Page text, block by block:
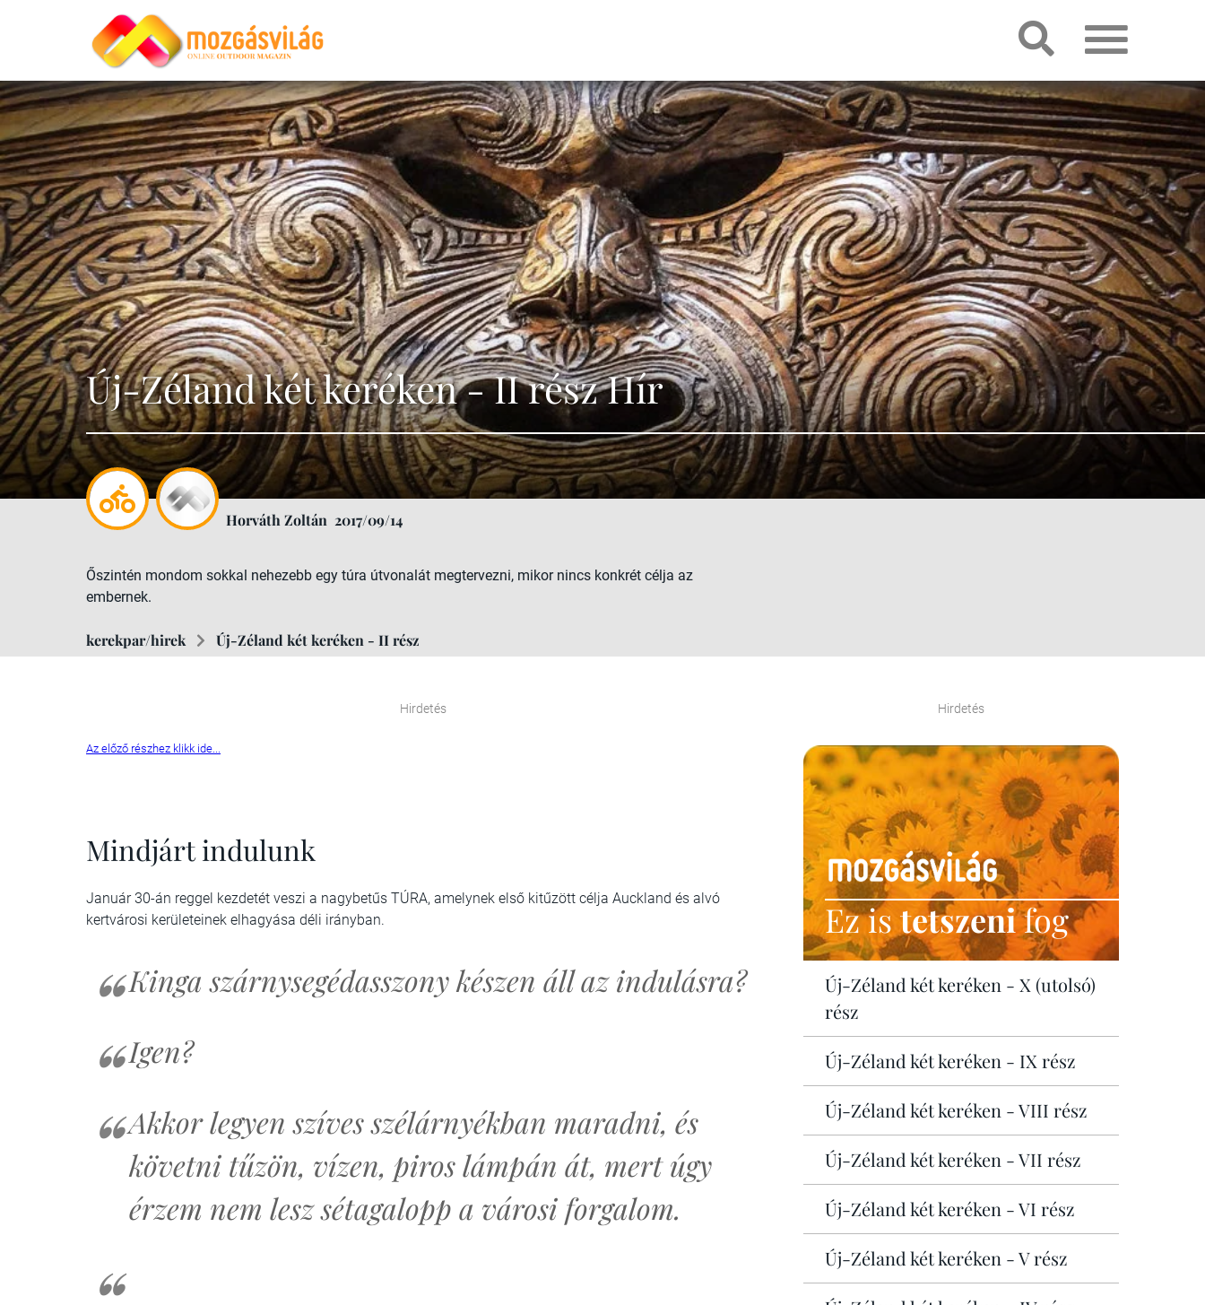
Új-Zéland két keréken - II rész Hír
Horváth Zoltán 2017/09/14
Őszintén mondom sokkal nehezebb egy túra útvonalát megtervezni, mikor nincs konkrét célja az
embernek.
kerekpar/hirek Új-Zéland két keréken - II rész
Hirdetés
Az előző részhez klikk ide...
Mindjárt indulunk
Január 30-án reggel kezdetét veszi a nagybetűs TÚRA, amelynek első kitűzött célja Auckland és alvó
kertvárosi kerületeinek elhagyása déli irányban.
Kinga szárnysegédasszony készen áll az indulásra?
Igen?
Akkor legyen szíves szélárnyékban maradni, és
követni tűzön, vízen, piros lámpán át, mert úgy
érzem nem lesz sétagalopp a városi forgalom.
Hirdetés
Ez istetszenifog
Új-Zéland két keréken - X (utolsó)
rész
Új-Zéland két keréken - IX rész
Új-Zéland két keréken - VIII rész
Új-Zéland két keréken - VII rész
Új-Zéland két keréken - VI rész
Új-Zéland két keréken - V rész